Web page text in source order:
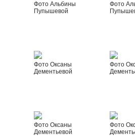
Фото Альбины
Пупышевой
Фото
Фото Оксаны
Дементьевой
Фото
Фото Оксаны
Дементьевой
Фото